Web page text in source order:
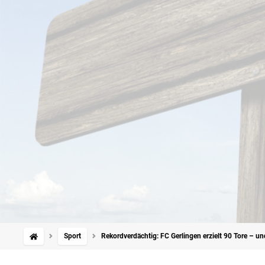
Sport Rekordverdächtig: FC Gerlingen erzielt 90 Tore –